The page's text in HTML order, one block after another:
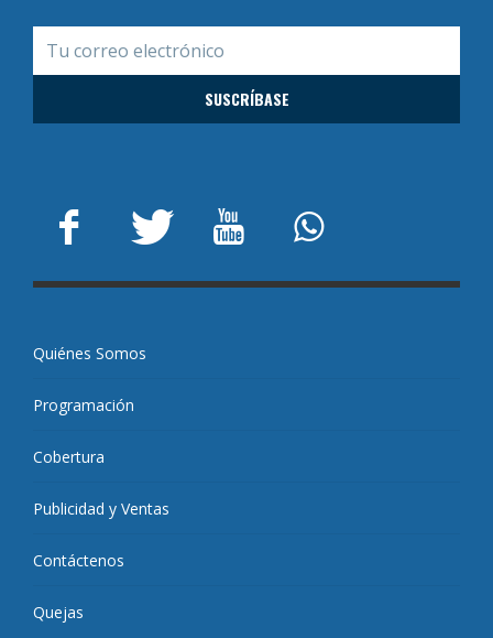
Quiénes Somos
Programación
Cobertura
Publicidad y Ventas
Contáctenos
Quejas